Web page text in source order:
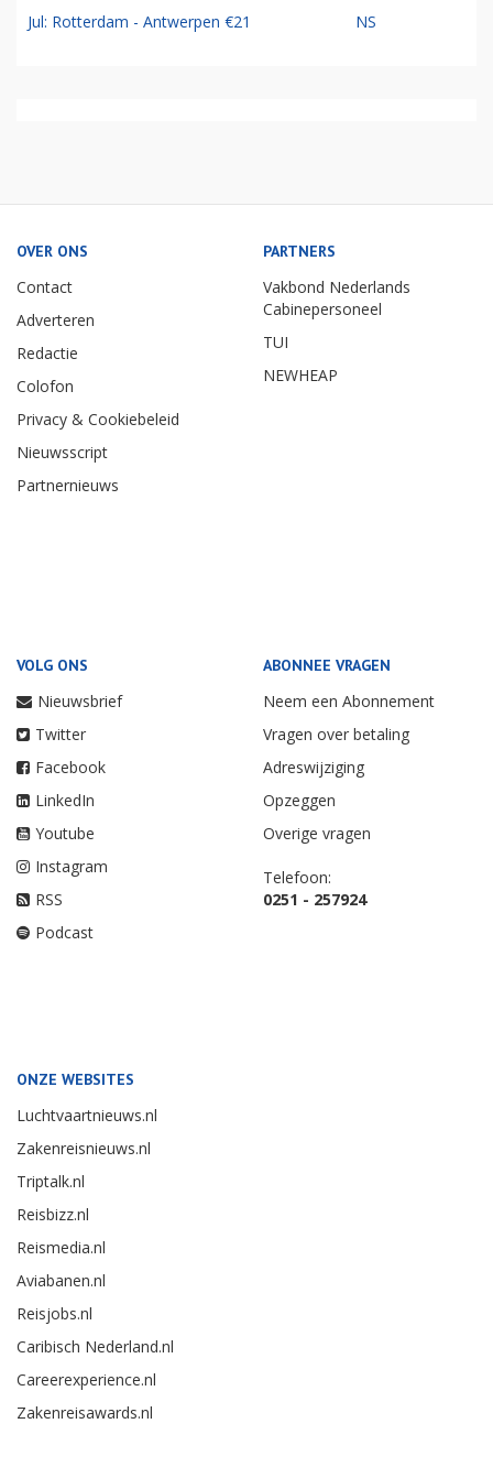
Jul: Rotterdam - Antwerpen €21 NS
OVER ONS
Contact
Adverteren
Redactie
Colofon
Privacy & Cookiebeleid
Nieuwsscript
Partnernieuws
PARTNERS
Vakbond Nederlands
Cabinepersoneel
TUI
NEWHEAP
VOLG ONS
Nieuwsbrief
Twitter
Facebook
LinkedIn
Youtube
Instagram
RSS
Podcast
ABONNEE VRAGEN
Neem een Abonnement
Vragen over betaling
Adreswijziging
Opzeggen
Overige vragen
Telefoon:
0251 - 257924
ONZE WEBSITES
Luchtvaartnieuws.nl
Zakenreisnieuws.nl
Triptalk.nl
Reisbizz.nl
Reismedia.nl
Aviabanen.nl
Reisjobs.nl
Caribisch Nederland.nl
Careerexperience.nl
Zakenreisawards.nl